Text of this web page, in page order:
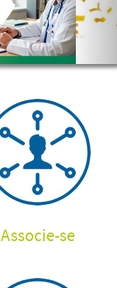
Associe-se